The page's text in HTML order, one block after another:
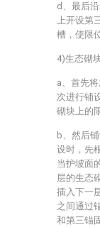
d、最后
上开设第
槽，使限
4)生态砌
a、首先
次进行铺
砌块上的
b、然后
设时，先
当护坡面
层的生态
插入下一
之间通过
和第三锚